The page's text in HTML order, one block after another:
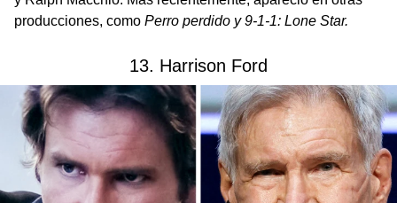
producciones, como Perro perdido y 9-1-1: Lone Star.
13. Harrison Ford